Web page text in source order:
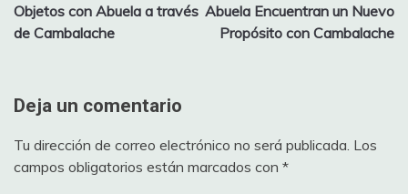
entradas
Objetos con Abuela a través
de Cambalache
Abuela Encuentran un Nuevo
Propósito con Cambalache
Deja un comentario
Tu dirección de correo electrónico no será publicada. Los
campos obligatorios están marcados con *